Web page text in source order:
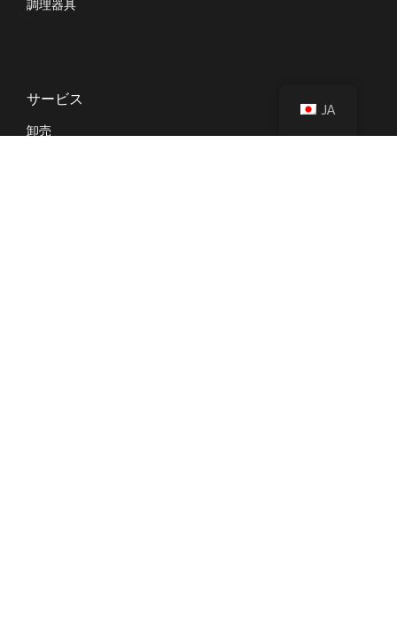
調理器具
サービス
卸売
JA